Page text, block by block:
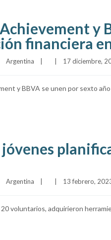
y
financiera
Argentina 17 diciembre,
y BBVA se unen por sexto
Argentina 13 febrero,
20 voluntarios, adquirieron